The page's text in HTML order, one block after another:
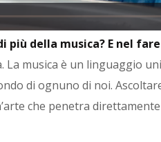
più della musica? E nel
La musica è un linguaggio
di ognuno di noi.
che penetra